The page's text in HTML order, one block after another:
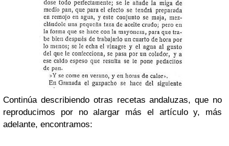
Continúa describiendo otras recetas andaluzas, que no
reproducimos por no alargar más el artículo y, más
adelante, encontramos: